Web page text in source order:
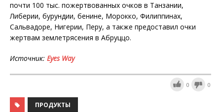
почти 100 тыс. пожертвованных очков в Танзании,
Либерии, бурундии, бенине, Морокко, Филиппинах,
Сальвадоре, Нигерии, Перу, а также предоставил очки
жертвам землетрясения в Абруццо.
Источник: Eyes Way
0 0
ПРОДУКТЫ